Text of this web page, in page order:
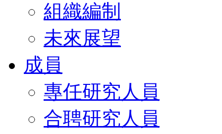
組織編制
未來展望
成員
專任研究人員
合聘研究人員